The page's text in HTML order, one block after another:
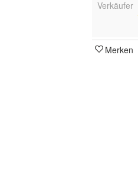
Verkäufer
Merken